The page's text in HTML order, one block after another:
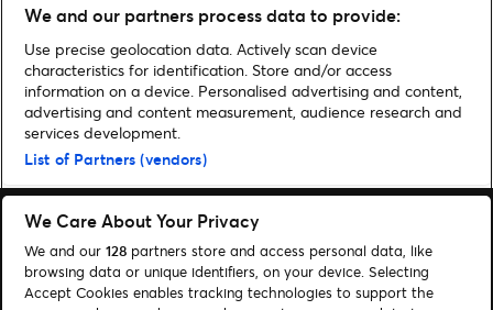
Infos zum Vorverkauf
Home Musik
Stray Kids kommen im Juli 2025 nach Frankfurt | Tickets,
Tipps & Infos zum Vorverkauf
Suchen
We and our partners process data to provide:
Use precise geolocation data. Actively scan device
characteristics for identification. Store and/or access
information on a device. Personalised advertising and content,
advertising and content measurement, audience research and
services development.
List of Partners (vendors)
We Care About Your Privacy
We and our 128 partners store and access personal data, like
browsing data or unique identifiers, on your device. Selecting
Accept Cookies enables tracking technologies to support the